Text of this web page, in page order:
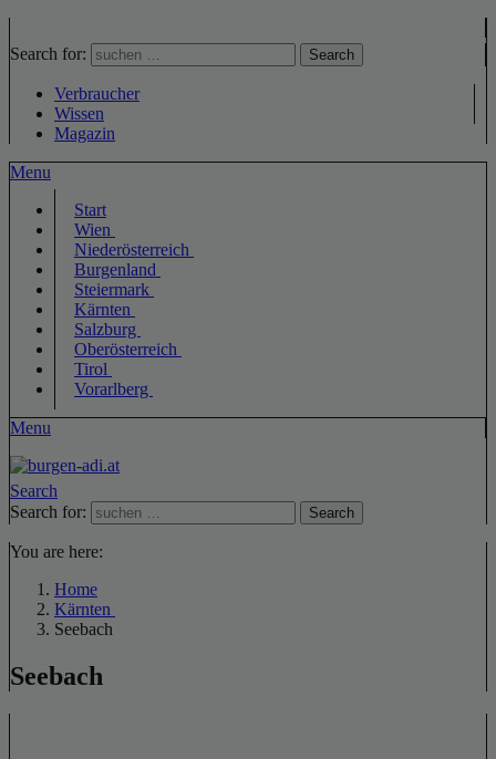
Search for: Search
Verbraucher
Wissen
Magazin
Menu
Start
Wien
Niederösterreich
Burgenland
Steiermark
Kärnten
Salzburg
Oberösterreich
Tirol
Vorarlberg
Menu
Search
Search for:
Search
You are here:
Home
Kärnten
Seebach
Seebach